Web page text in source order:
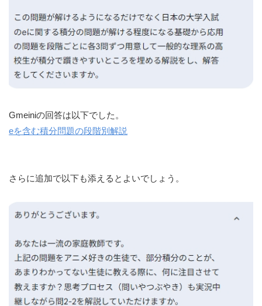
Gmeiniの回答は以下でした。
eを含む積分問題の段階別解説
さらに追加で以下も添えるとよいでしょう。